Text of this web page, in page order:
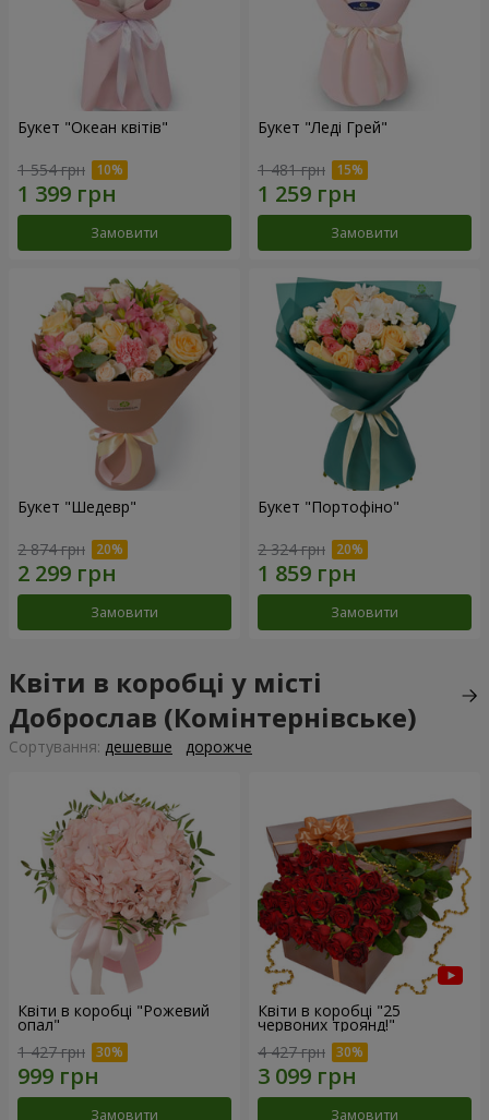
Букет "Океан квітів"
1 554 грн
Замовити
Букет "Леді Грей"
1 481 грн
Замовити
Букет "Шедевр"
2 874 грн
Замовити
Букет "Портофіно"
2 324 грн
Замовити
Квіти в коробці у місті
Доброслав (Комінтернівське)
Сортування: дешевше дорожче
Квіти в коробці "Рожевий
опал"
1 427 грн
Замовити
Квіти в коробці "25
червоних троянд!"
4 427 грн
Замовити